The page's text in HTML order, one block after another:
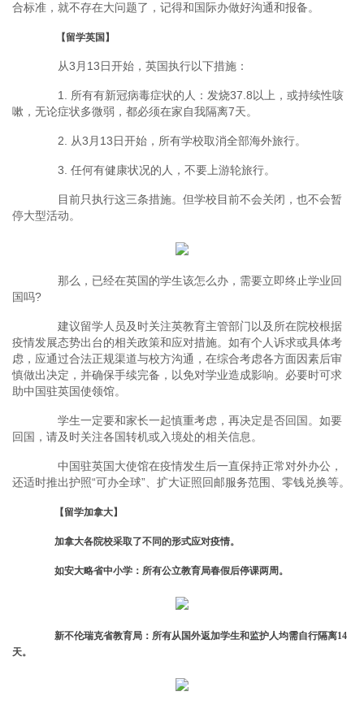
合标准，就不存在大问题了，记得和国际办做好沟通和报备。
【留学英国】
从3月13日开始，英国执行以下措施：
1. 所有有新冠病毒症状的人：发烧37.8以上，或持续性咳
嗽，无论症状多微弱，都必须在家自我隔离7天。
2. 从3月13日开始，所有学校取消全部海外旅行。
3. 任何有健康状况的人，不要上游轮旅行。
目前只执行这三条措施。但学校目前不会关闭，也不会暂
停大型活动。
那么，已经在英国的学生该怎么办，需要立即终止学业回
国吗?
建议留学人员及时关注英教育主管部门以及所在院校根据
疫情发展态势出台的相关政策和应对措施。如有个人诉求或具体考
虑，应通过合法正规渠道与校方沟通，在综合考虑各方面因素后审
慎做出决定，并确保手续完备，以免对学业造成影响。必要时可求
助中国驻英国使领馆。
学生一定要和家长一起慎重考虑，再决定是否回国。如要
回国，请及时关注各国转机或入境处的相关信息。
中国驻英国大使馆在疫情发生后一直保持正常对外办公，
还适时推出护照“可办全球”、扩大证照回邮服务范围、零钱兑换等。
【留学加拿大】
加拿大各院校采取了不同的形式应对疫情。
如安大略省中小学：所有公立教育局春假后停课两周。
新不伦瑞克省教育局：所有从国外返加学生和监护人均需自行隔离14
天。